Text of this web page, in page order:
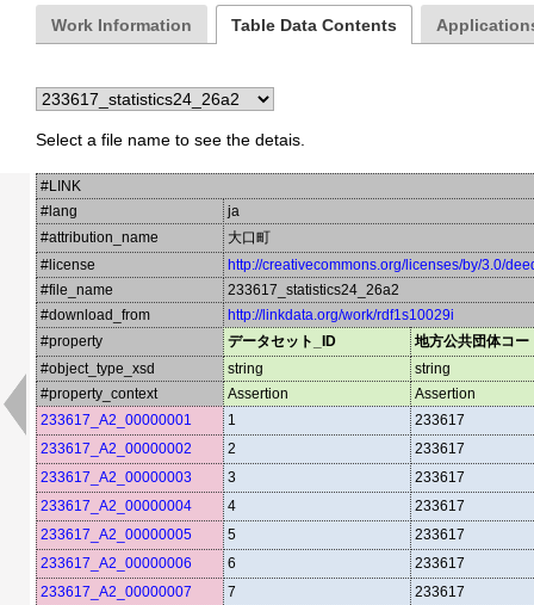
Work Information Table Data Contents
Select a file name to see the detais.
#LINK
#lang
ja
#attribution_name
大口町
#license
http://creativecommons.org/licenses/by/3.0/
#file_name
233617_statistics24_26a2
#download_from
http://linkdata.org/work/rdf1s10029i
#property
データセット_ID
地方公共団体コー
#object_type_xsd
string
string
#property_context
Assertion
Assertion
233617_A2_00000001
1
233617
233617_A2_00000002
2
233617
233617_A2_00000003
3
233617
233617_A2_00000004
4
233617
233617_A2_00000005
5
233617
233617_A2_00000006
6
233617
233617_A2_00000007
7
233617